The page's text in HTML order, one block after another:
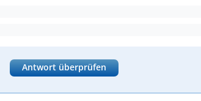
Antwort überprüfen